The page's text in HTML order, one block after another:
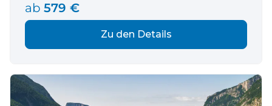
ab 579 €
Zu den Details